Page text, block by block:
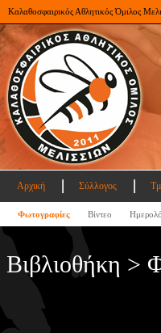
Καλαθοσφαιρικός Αθλητικός Όμιλος
Αρχική Σύλλογος
Φωτογραφίες Βίντεο
Βιβλιοθήκη >